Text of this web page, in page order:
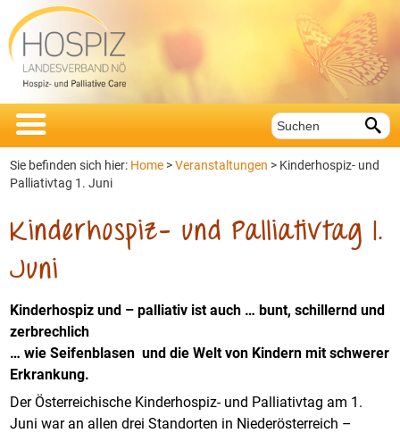
 
Sie befinden sich hier: Home >Veranstaltungen > Kinderhospiz- und
Palliativtag 1. Juni
Kinderhospiz- und Palliativtag 1.
Juni
Kinderhospiz und – palliativ ist auch … bunt, schillernd und
zerbrechlich
… wie Seifenblasen und die Welt von Kindern mit schwerer
Erkrankung.
Der Österreichische Kinderhospiz- und Palliativtag am 1.
Juni war an allen drei Standorten in Niederösterreich –